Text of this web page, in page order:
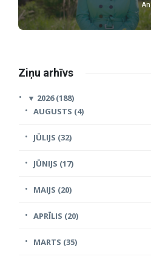
Ziņu arhīvs
▼ 2026 (188)
AUGUSTS (4)
JŪLIJS (32)
JŪNIJS (17)
MAIJS (20)
APRĪLIS (20)
MARTS (35)